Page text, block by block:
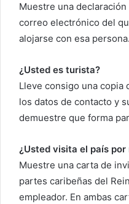
Muestre una
correo electrónico del
alojarse con esa persona.
¿Usted es turista?
Lleve consigo una copia
los datos de contacto y
demuestre que forma
¿Usted visita el país por
Muestre una carta de
partes caribeñas del
empleador. En ambas